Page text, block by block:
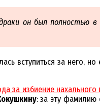
он был полностью
вступиться за него,
за избиение нахального
: за эту фамилию